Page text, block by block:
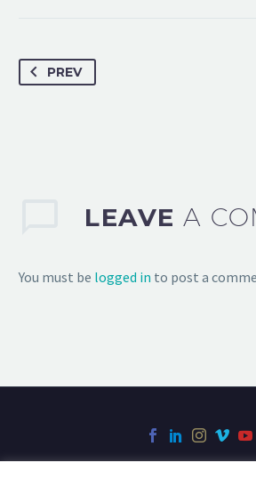
PREV
LEAVE A
You must be logged in to post a